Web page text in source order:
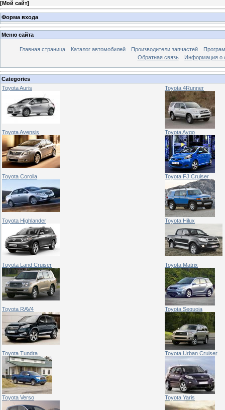
[Мой сайт]
Форма входа
Меню сайта
Главная страница Каталог автомобилей Производители запчастей
Обратная связь
Информация о
Categories
Toyota Auris
Toyota 4Runner
Toyota Avensis Toyota Aygo
Toyota Corolla Toyota FJ Cruiser
Toyota Highlander Toyota Hilux
Toyota Land Cruiser Toyota Matrix
Toyota RAV4 Toyota Sequoia
Toyota Tundra Toyota Urban Cruiser
Toyota Verso Toyota Yaris